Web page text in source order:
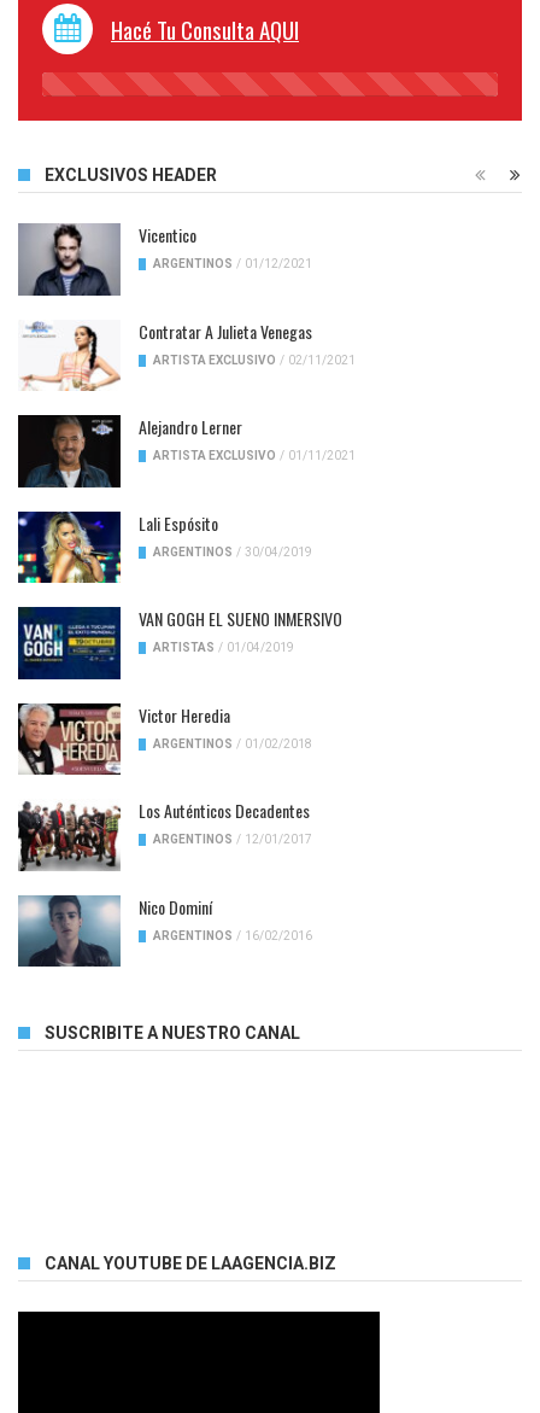
Hacé Tu Consulta AQUI
45%
EXCLUSIVOS HEADER
Vicentico
ARGENTINOS / 01/12/2021
Contratar A Julieta Venegas
ARTISTA EXCLUSIVO / 02/11/2021
Alejandro Lerner
ARTISTA EXCLUSIVO / 01/11/2021
Lali Espósito
ARGENTINOS / 30/04/2019
VAN GOGH EL SUENO INMERSIVO
ARTISTAS / 01/04/2019
Victor Heredia
ARGENTINOS / 01/02/2018
Los Auténticos Decadentes
ARGENTINOS / 12/01/2017
Nico Dominí
ARGENTINOS / 16/02/2016
SUSCRIBITE A NUESTRO CANAL
CANAL YOUTUBE DE LAAGENCIA.BIZ